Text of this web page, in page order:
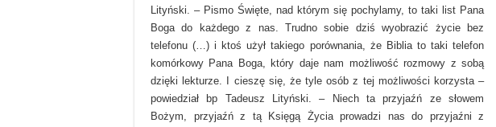
Lityński. – Pismo Święte, nad którym się pochylamy, to taki list Pana
Boga do każdego z nas. Trudno sobie dziś wyobrazić życie bez
telefonu (…) i ktoś użył takiego porównania, że Biblia to taki telefon
komórkowy Pana Boga, który daje nam możliwość rozmowy z sobą
dzięki lekturze. I cieszę się, że tyle osób z tej możliwości korzysta –
powiedział bp Tadeusz Lityński. – Niech ta przyjaźń ze słowem
Bożym, przyjaźń z tą Księgą Życia prowadzi nas do przyjaźni z